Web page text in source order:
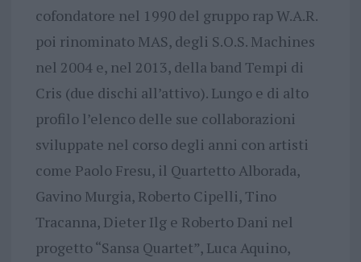
cofondatore nel 1990 del gruppo rap W.A.R.
poi rinominato MAS, degli S.O.S. Machines
nel 2004 e, nel 2013, della band Tempi di
Cris (due dischi all’attivo). Lungo e di alto
profilo l’elenco delle sue collaborazioni
sviluppate nel corso degli anni con artisti
come Paolo Fresu, il Quartetto Alborada,
Gavino Murgia, Roberto Cipelli, Tino
Tracanna, Dieter Ilg e Roberto Dani nel
progetto “Sansa Quartet”, Luca Aquino,